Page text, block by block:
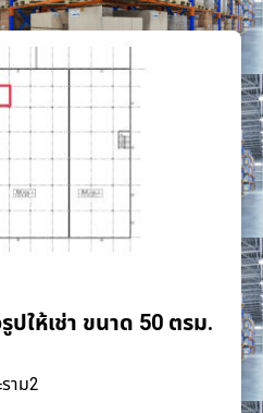
ปให้เช่า ขนาด 50 ตรม.
าม2